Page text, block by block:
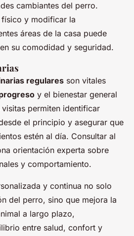
cambiantes del perro.
y modificar la
áreas de la casa puede
su comodidad y seguridad.
regulares son vitales
y el bienestar general
permiten identificar
el principio y asegurar que
estén al día. Consultar al
orientación experta sobre
y comportamiento.
y continua no solo
del perro, sino que mejora la
a largo plazo,
entre salud, confort y